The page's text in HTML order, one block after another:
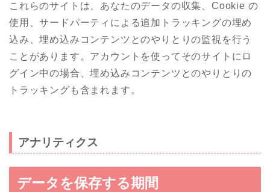
これらのサイトは、あなたのデータの収集、Cookie の
使用、サードパーティによる追加トラッキングの埋め
込み、埋め込みコンテンツとのやりとりの監視を行う
ことがあります。アカウントを使ってそのサイトにロ
グイン中の場合、埋め込みコンテンツとのやりとりの
トラッキングも含まれます。
アナリティクス
データを保存する期間